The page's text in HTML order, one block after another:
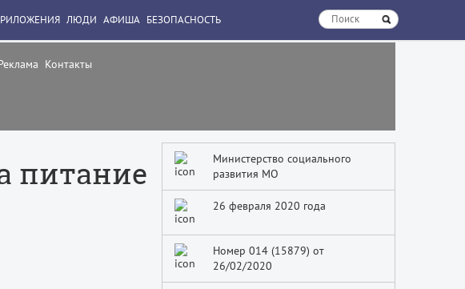
Контакты
ЛЮДИ АФИША БЕЗОПАСНОСТЬ
питание
Министерство социального
развития МО
26 февраля 2020 года
Номер 014 (15879) от
26/02/2020